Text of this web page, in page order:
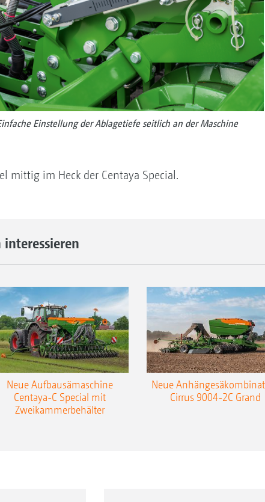
Einstellung der Ablagetiefe seitlich an der Maschine
mittig im Heck der Centaya Special.
interessieren
Neue Aufbausämaschine
Centaya-C Special mit
Zweikammerbehälter
Neue
Cirrus 9004-2C Grand